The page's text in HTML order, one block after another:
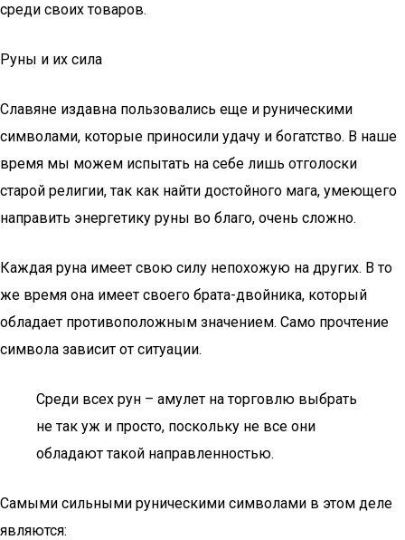
среди своих товаров.
Руны и их сила
Славяне издавна пользовались еще и руническими
символами, которые приносили удачу и богатство. В наше
время мы можем испытать на себе лишь отголоски
старой религии, так как найти достойного мага, умеющего
направить энергетику руны во благо, очень сложно.
Каждая руна имеет свою силу непохожую на других. В то
же время она имеет своего брата-двойника, который
обладает противоположным значением. Само прочтение
символа зависит от ситуации.
Среди всех рун – амулет на торговлю выбрать
не так уж и просто, поскольку не все они
обладают такой направленностью.
Самыми сильными руническими символами в этом деле
являются: